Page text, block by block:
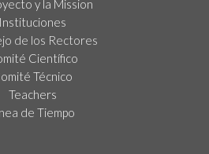
y la Mission
Instituciones
de los Rectores
Científico
Técnico
Teachers
de Tiempo